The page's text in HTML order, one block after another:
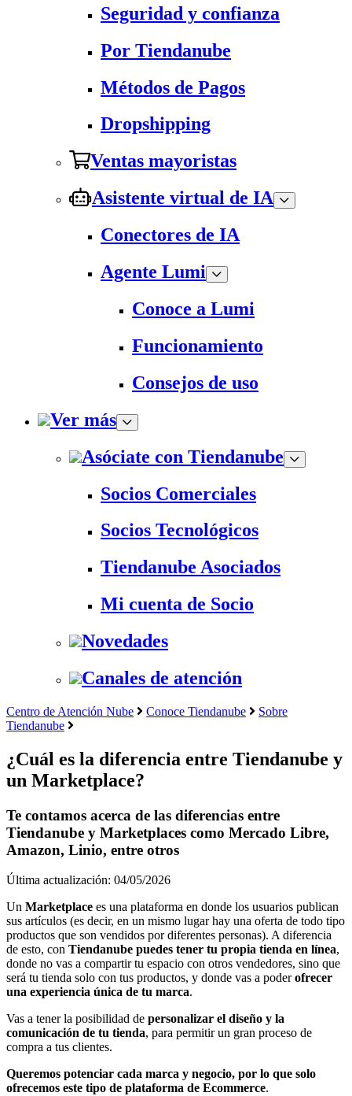
Seguridad y confianza
Por Tiendanube
Métodos de Pagos
Dropshipping
Ventas mayoristas
Asistente virtual de IA
Conectores de IA
Agente Lumi
Conoce a Lumi
Funcionamiento
Consejos de uso
Ver más
Asóciate con Tiendanube
Socios Comerciales
Socios Tecnológicos
Tiendanube Asociados
Mi cuenta de Socio
Novedades
Canales de atención
Centro de Atención Nube Conoce Tiendanube
Sobre
Tiendanube
¿Cuál es la diferencia entre Tiendanube y
un Marketplace?
Te contamos acerca de las diferencias entre
Tiendanube y Marketplaces como Mercado Libre,
Amazon, Linio, entre otros
Última actualización: 04/05/2026
Un Marketplace es una plataforma en donde los usuarios publican
sus artículos (es decir, en un mismo lugar hay una oferta de todo tipo
productos que son vendidos por diferentes personas). A diferencia
de esto, con Tiendanube puedes tener tu propia tienda en línea,
donde no vas a compartir tu espacio con otros vendedores, sino que
será tu tienda solo con tus productos, y donde vas a poderofrecer
una experiencia única de tu marca.
Vas a tener la posibilidad de personalizar el diseño y la
comunicación de tu tienda, para permitir un gran proceso de
compra a tus clientes.
Queremos potenciar cada marca y negocio, por lo que solo
ofrecemos este tipo de plataforma de Ecommerce.